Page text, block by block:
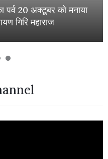
पर्व 20 अक्टूबर को मनाया
गिरि महाराज